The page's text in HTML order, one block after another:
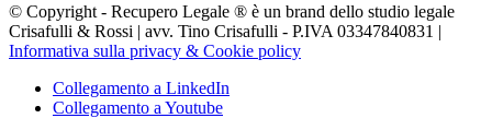
© Copyright - Recupero Legale ® è un brand dello studio legale
Crisafulli & Rossi | avv. Tino Crisafulli - P.IVA 03347840831 |
Informativa sulla privacy & Cookie policy
Collegamento a LinkedIn
Collegamento a Youtube